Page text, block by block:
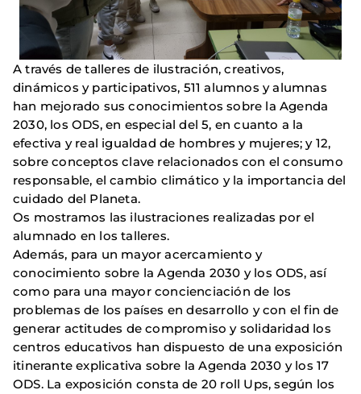
A través de talleres de ilustración, creativos,
dinámicos y participativos, 511 alumnos y alumnas
han mejorado sus conocimientos sobre la Agenda
2030, los ODS, en especial del 5, en cuanto a la
efectiva y real igualdad de hombres y mujeres; y 12,
sobre conceptos clave relacionados con el consumo
responsable, el cambio climático y la importancia del
cuidado del Planeta.
Os mostramos las ilustraciones realizadas por el
alumnado en los talleres.
Además, para un mayor acercamiento y
conocimiento sobre la Agenda 2030 y los ODS, así
como para una mayor concienciación de los
problemas de los países en desarrollo y con el fin de
generar actitudes de compromiso y solidaridad los
centros educativos han dispuesto de una exposición
itinerante explicativa sobre la Agenda 2030 y los 17
ODS. La exposición consta de 20 roll Ups, según los